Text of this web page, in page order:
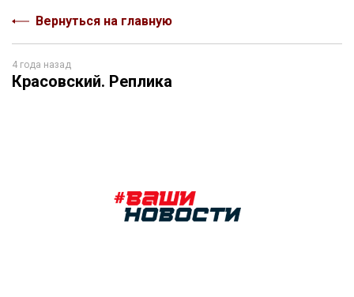
Вернуться на главную
4 года назад
Красовский. Реплика